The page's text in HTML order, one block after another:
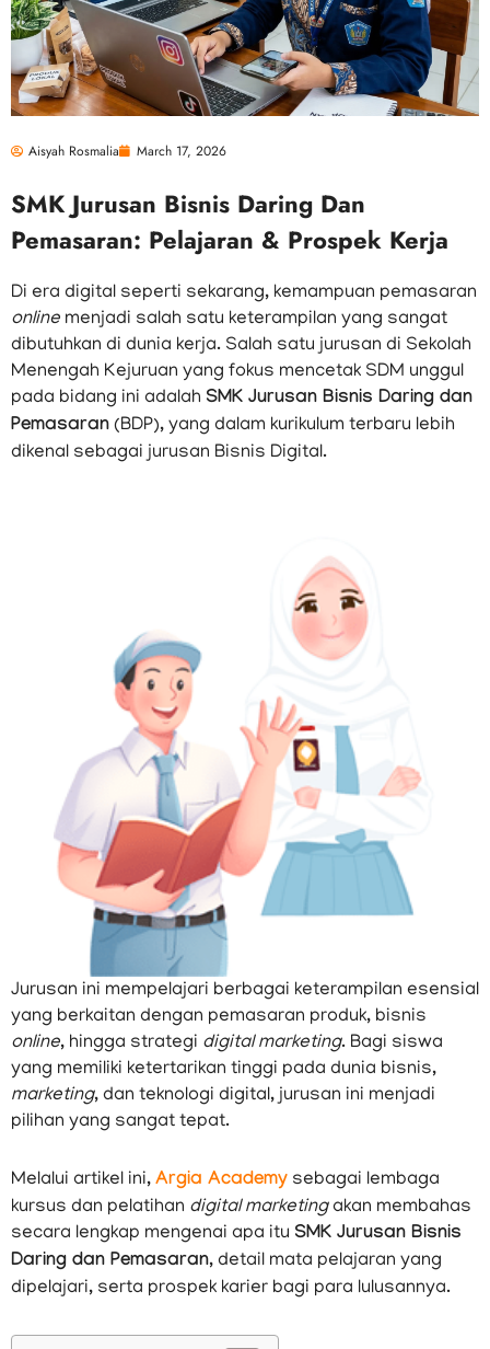
Aisyah Rosmalia March 17, 2026
SMK Jurusan Bisnis Daring Dan
Pemasaran: Pelajaran & Prospek Kerja
Di era digital seperti sekarang, kemampuan pemasaran
online menjadi salah satu keterampilan yang sangat
dibutuhkan di dunia kerja. Salah satu jurusan di Sekolah
Menengah Kejuruan yang fokus mencetak SDM unggul
pada bidang ini adalah SMK Jurusan Bisnis Daring dan
Pemasaran (BDP), yang dalam kurikulum terbaru lebih
dikenal sebagai jurusan Bisnis Digital.
Jurusan ini mempelajari berbagai keterampilan esensial
yang berkaitan dengan pemasaran produk, bisnis
online, hingga strategi digital marketing. Bagi siswa
yang memiliki ketertarikan tinggi pada dunia bisnis,
marketing, dan teknologi digital, jurusan ini menjadi
pilihan yang sangat tepat.
Melalui artikel ini, Argia Academy sebagai lembaga
kursus dan pelatihan digital marketingakan membahas
secara lengkap mengenai apa itu SMK Jurusan Bisnis
Daring dan Pemasaran, detail mata pelajaran yang
dipelajari, serta prospek karier bagi para lulusannya.